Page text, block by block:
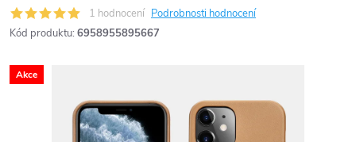
1 hodnocení Podrobnosti hodnocení
Kód produktu: 6958955895667
Akce